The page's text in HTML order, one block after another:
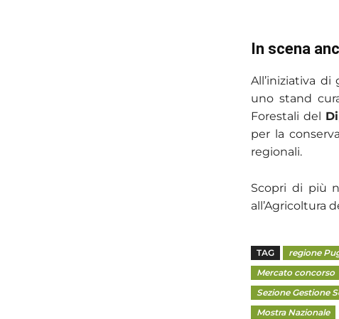
In scena
All’iniziativa
uno stand
Forestali del
per la
regionali.
Scopri di più
all’Agricoltura
TAG regione
Mercato concorso
Sezione Gestione
Mostra Nazionale